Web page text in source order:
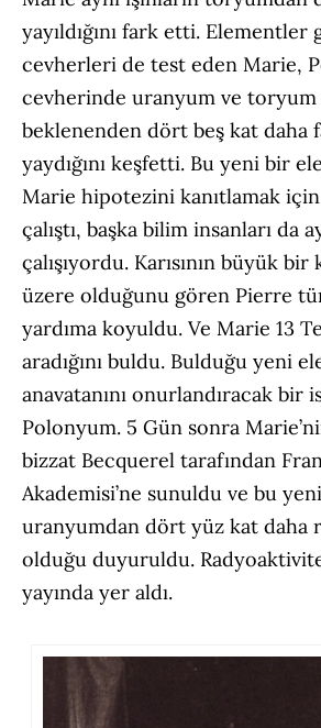
yayıldığını fark etti.
cevherleri de test eden Marie,
cevherinde uranyum ve toryum
beklenenden dört beş kat daha
yaydığını keşfetti. Bu yeni bir
Marie hipotezini kanıtlamak
çalıştı, başka bilim insanları da
çalışıyordu. Karısının büyük
üzere olduğunu gören Pierre
yardıma koyuldu. Ve Marie 13
aradığını buldu. Bulduğu yeni
anavatanını onurlandıracak bir
Polonyum. 5 Gün sonra
bizzat Becquerel tarafından
Akademisi’ne sunuldu ve bu
uranyumdan dört yüz kat daha
olduğu duyuruldu.
yayında yer aldı.